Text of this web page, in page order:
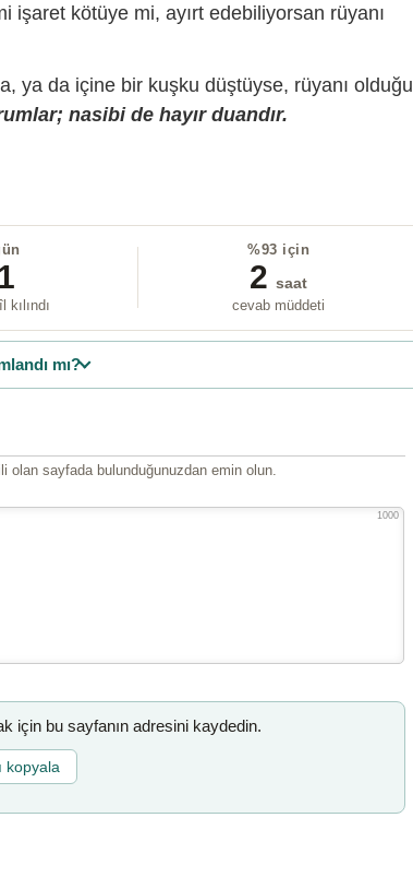
işaret kötüye mi, ayırt edebiliyorsan rüyanı
ya da içine bir kuşku düştüyse, rüyanı olduğu
nasibi de hayır duandır.
kılındı
%93 için
2 saat
cevab müddeti
mı?
olan sayfada bulunduğunuzdan emin olun.
1000
için bu sayfanın adresini kaydedin.
kopyala